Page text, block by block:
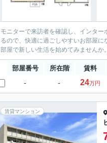
モニターで来訪者を確認し、インタ
るので、快適に過ごしやすいお部屋
部屋で新しい生活を始めてみません
部屋番号 所在階 賃料
- - 24万円
賃貸マンション